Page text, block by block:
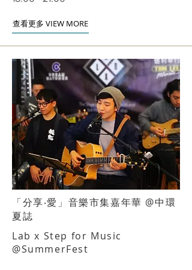
查看更多 VIEW MORE
「分享‧愛」音樂市集嘉年華 @中環
夏誌
Lab x Step for Music
@SummerFest